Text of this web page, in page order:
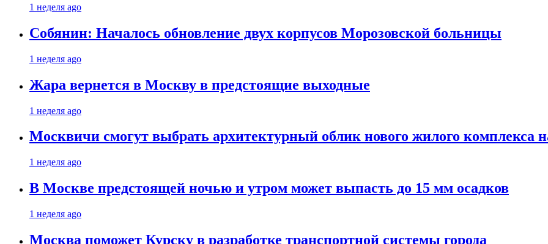
1 неделя ago
Собянин: Началось обновление двух корпусов Морозовской больницы
1 неделя ago
Жара вернется в Москву в предстоящие выходные
1 неделя ago
Москвичи смогут выбрать архитектурный облик нового жилого комплекса
1 неделя ago
В Москве предстоящей ночью и утром может выпасть до 15 мм осадков
1 неделя ago
Москва поможет Курску в разработке транспортной системы города